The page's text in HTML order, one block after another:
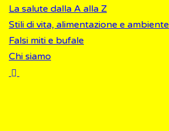
La salute dalla A alla Z
Stili di vita, alimentazione e ambiente
Falsi miti e bufale
Chi siamo